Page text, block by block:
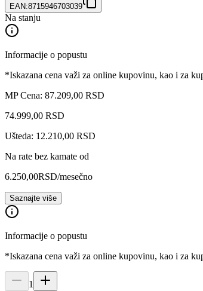
EAN:8715946703039
Na stanju
Informacije o popustu
*Iskazana cena važi za online kupovinu, kao i za
MP Cena: 87.209,00 RSD
74.999,00 RSD
Ušteda: 12.210,00 RSD
Na rate bez kamate od
6.250,00RSD/mesečno
Saznajte više
Informacije o popustu
*Iskazana cena važi za online kupovinu, kao i za
1